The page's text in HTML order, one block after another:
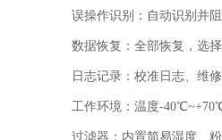
误操作识别：自动识别并
数据恢复：全部恢复，选
日志记录：校准日志、维
工作环境：温度-40℃~+70
过滤器：内置简易湿度、